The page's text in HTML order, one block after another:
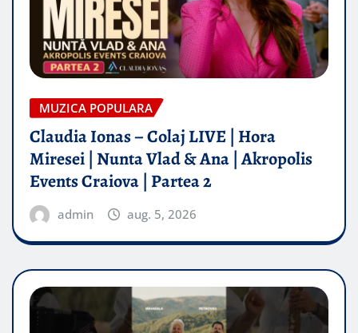
MUZICA POPULARA
Claudia Ionas – Colaj LIVE | Hora
Miresei | Nunta Vlad & Ana | Akropolis
Events Craiova | Partea 2
admin aug. 5, 2026